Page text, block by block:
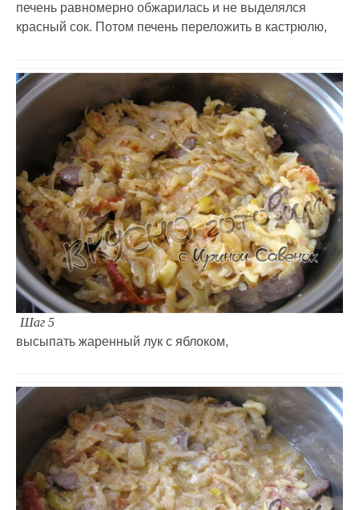
печень равномерно обжарилась и не выделялся
красный сок. Потом печень переложить в кастрюлю,
Шаг 5
высыпать жаренный лук с яблоком,